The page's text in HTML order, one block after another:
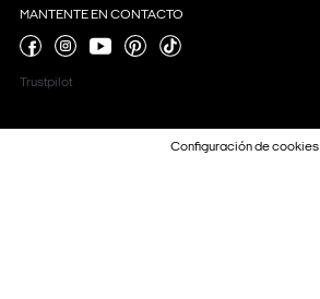
MANTENTE EN CONTACTO
Trustpilot
Configuración de cookies